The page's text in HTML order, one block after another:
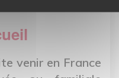
venir en France